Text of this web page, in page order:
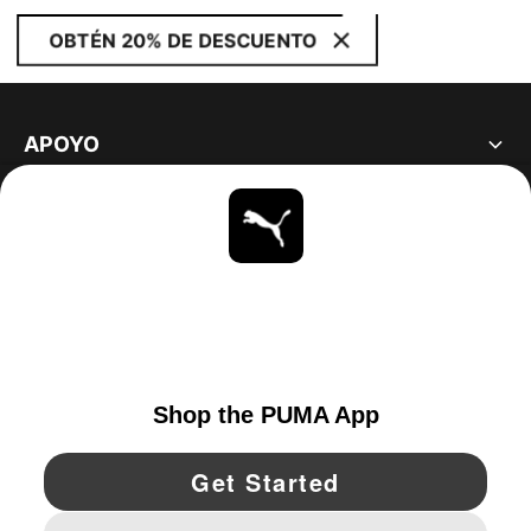
OBTÉN 20% DE DESCUENTO
APOYO
YouTube Twitter Pinterest